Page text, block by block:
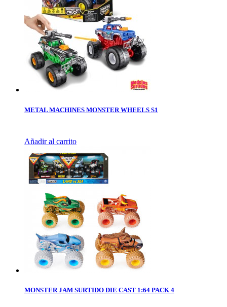
METAL MACHINES MONSTER WHEELS S1
Añadir al carrito
MONSTER JAM SURTIDO DIE CAST 1:64 PACK 4